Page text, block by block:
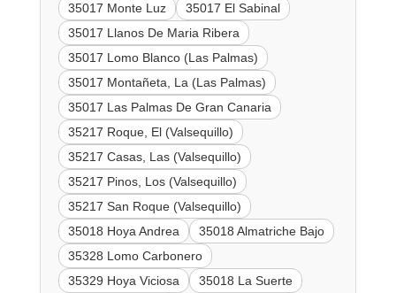
35017 Monte Luz
35017 El Sabinal
35017 Llanos De Maria Ribera
35017 Lomo Blanco (Las Palmas)
35017 Montañeta, La (Las Palmas)
35017 Las Palmas De Gran Canaria
35217 Roque, El (Valsequillo)
35217 Casas, Las (Valsequillo)
35217 Pinos, Los (Valsequillo)
35217 San Roque (Valsequillo)
35018 Hoya Andrea
35018 Almatriche Bajo
35328 Lomo Carbonero
35329 Hoya Viciosa
35018 La Suerte